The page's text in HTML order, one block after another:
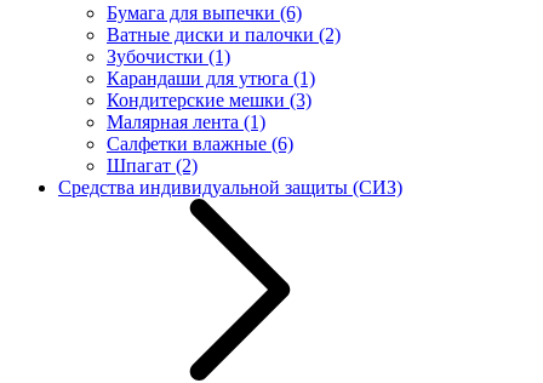
Бумага для выпечки (6)
Ватные диски и палочки (2)
Зубочистки (1)
Карандаши для утюга (1)
Кондитерские мешки (3)
Малярная лента (1)
Салфетки влажные (6)
Шпагат (2)
Средства индивидуальной защиты (СИЗ)